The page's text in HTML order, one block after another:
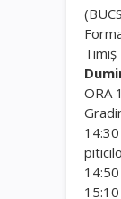
Timiş
ORA